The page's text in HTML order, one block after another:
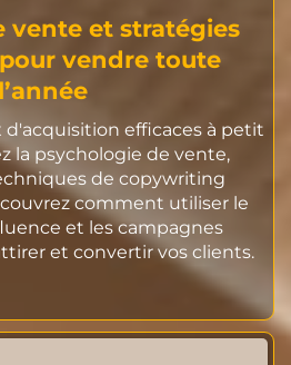
vente et stratégies
vendre toute
l’année
d'acquisition efficaces à petit
la psychologie de vente,
de copywriting
comment utiliser le
et les campagnes
et convertir vos clients.